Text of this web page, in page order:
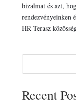
bizalmat és azt,
rendezvényeinken
HR Terasz
Recent